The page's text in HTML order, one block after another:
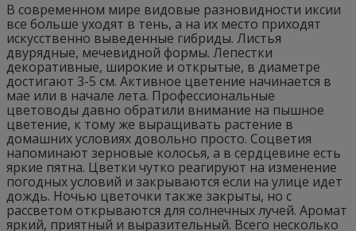
В современном мире видовые разновидности иксии
все больше уходят в тень, а на их место приходят
искусственно выведенные гибриды. Листья
двурядные, мечевидной формы. Лепестки
декоративные, широкие и открытые, в диаметре
достигают 3-5 см. Активное цветение начинается в
мае или в начале лета. Профессиональные
цветоводы давно обратили внимание на пышное
цветение, к тому же выращивать растение в
домашних условиях довольно просто. Соцветия
напоминают зерновые колосья, а в сердцевине есть
яркие пятна. Цветки чутко реагируют на изменение
погодных условий и закрываются если на улице идет
дождь. Ночью цветочки также закрыты, но с
рассветом открываются для солнечных лучей. Аромат
яркий, приятный и выразительный. Всего несколько